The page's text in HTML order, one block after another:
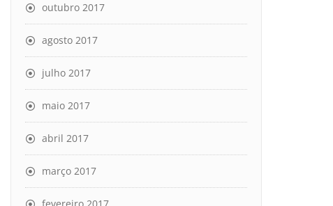
outubro 2017
agosto 2017
julho 2017
maio 2017
abril 2017
março 2017